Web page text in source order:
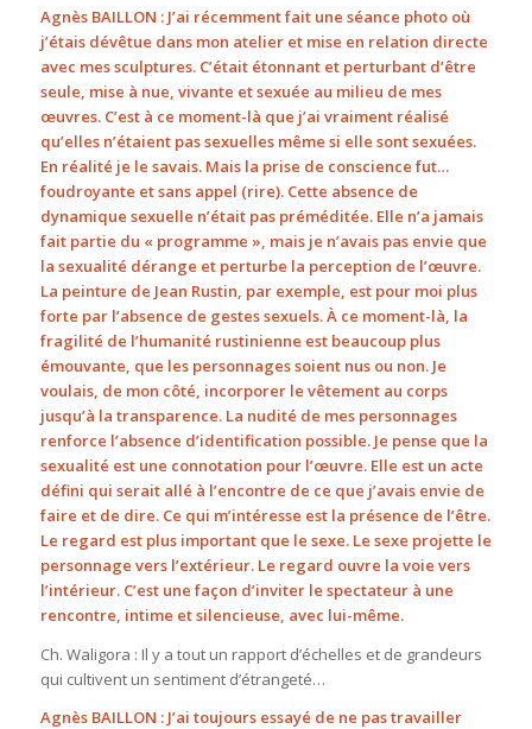
Agnès BAILLON : J’ai récemment fait une séance photo où
j’étais dévêtue dans mon atelier et mise en relation directe
avec mes sculptures. C’était étonnant et perturbant d’être
seule, mise à nue, vivante et sexuée au milieu de mes
œuvres. C’est à ce moment-là que j’ai vraiment réalisé
qu’elles n’étaient pas sexuelles même si elle sont sexuées.
En réalité je le savais. Mais la prise de conscience fut…
foudroyante et sans appel (rire). Cette absence de
dynamique sexuelle n’était pas préméditée. Elle n’a jamais
fait partie du « programme », mais je n’avais pas envie que
la sexualité dérange et perturbe la perception de l’œuvre.
La peinture de Jean Rustin, par exemple, est pour moi plus
forte par l’absence de gestes sexuels. À ce moment-là, la
fragilité de l’humanité rustinienne est beaucoup plus
émouvante, que les personnages soient nus ou non. Je
voulais, de mon côté, incorporer le vêtement au corps
jusqu’à la transparence. La nudité de mes personnages
renforce l’absence d’identification possible. Je pense que la
sexualité est une connotation pour l’œuvre. Elle est un acte
défini qui serait allé à l’encontre de ce que j’avais envie de
faire et de dire. Ce qui m’intéresse est la présence de l’être.
Le regard est plus important que le sexe. Le sexe projette le
personnage vers l’extérieur. Le regard ouvre la voie vers
l’intérieur. C’est une façon d’inviter le spectateur à une
rencontre, intime et silencieuse, avec lui-même.
Ch. Waligora : Il y a tout un rapport d’échelles et de grandeurs
qui cultivent un sentiment d’étrangeté…
Agnès BAILLON : J’ai toujours essayé de ne pas travailler